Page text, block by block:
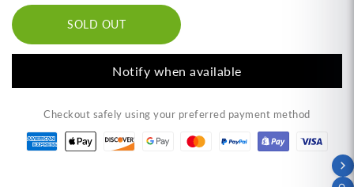
กรอบ
ช็อกโกแลต
กรอบ
รส
ช็อกโกแลต
SOLD OUT
Notify when available
Checkout safely using your preferred payment method